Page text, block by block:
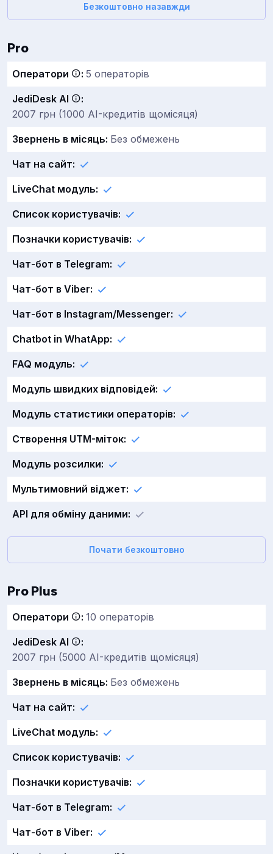
Безкоштовно назавжди
Pro
Оператори : 5 операторів
JediDesk AI
:
2007 грн (1000 AI-кредитів щомісяця)
Звернень в місяць: Без обмежень
Чат на сайт:
LiveChat модуль:
Список користувачів:
Позначки користувачів:
Чат-бот в Telegram:
Чат-бот в Viber:
Чат-бот в Instagram/Messenger:
Chatbot in WhatApp:
FAQ модуль:
Модуль швидких відповідей:
Модуль статистики операторів:
Створення UTM-міток:
Модуль розсилки:
Мультимовний віджет:
API для обміну даними:
Почати безкоштовно
Pro Plus
Оператори : 10 операторів
JediDesk AI
:
2007 грн (5000 AI-кредитів щомісяця)
Звернень в місяць: Без обмежень
Чат на сайт:
LiveChat модуль:
Список користувачів:
Позначки користувачів:
Чат-бот в Telegram:
Чат-бот в Viber: